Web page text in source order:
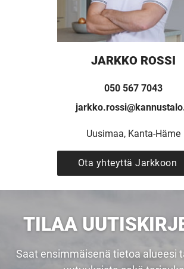
JARKKO ROSSI
050 567 7043
Uusimaa, Kanta-Häme
Ota yhteyttä Jarkkoon
TILAA
Saat ensimmäisenä tietoa alueesi
UUSI